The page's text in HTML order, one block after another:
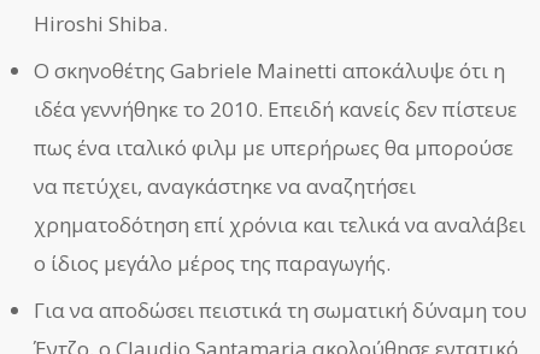
Hiroshi Shiba.
Ο σκηνοθέτης Gabriele Mainetti αποκάλυψε ότι η
ιδέα γεννήθηκε το 2010. Επειδή κανείς δεν πίστευε
πως ένα ιταλικό φιλμ με υπερήρωες θα μπορούσε
να πετύχει, αναγκάστηκε να αναζητήσει
χρηματοδότηση επί χρόνια και τελικά να αναλάβει
ο ίδιος μεγάλο μέρος της παραγωγής.
Για να αποδώσει πειστικά τη σωματική δύναμη του
Έντζο, ο Claudio Santamaria ακολούθησε εντατικό